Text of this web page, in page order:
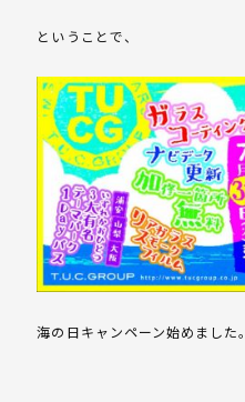
ということで、
海の日キャンペーン始めました。